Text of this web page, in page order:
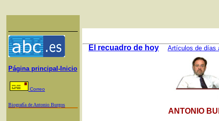
Página principal-Inicio
Correo
Biografía de Antonio Burgos
El recuadro de hoy Artículos de días
ANTONIO